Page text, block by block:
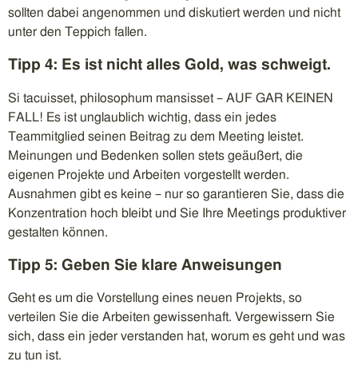
sollten dabei angenommen und diskutiert werden und nicht
unter den Teppich fallen.
Tipp 4: Es ist nicht alles Gold, was schweigt.
Si tacuisset, philosophum mansisset – AUF GAR KEINEN
FALL! Es ist unglaublich wichtig, dass ein jedes
Teammitglied seinen Beitrag zu dem Meeting leistet.
Meinungen und Bedenken sollen stets geäußert, die
eigenen Projekte und Arbeiten vorgestellt werden.
Ausnahmen gibt es keine – nur so garantieren Sie, dass die
Konzentration hoch bleibt und Sie Ihre Meetings produktiver
gestalten können.
Tipp 5: Geben Sie klare Anweisungen
Geht es um die Vorstellung eines neuen Projekts, so
verteilen Sie die Arbeiten gewissenhaft. Vergewissern Sie
sich, dass ein jeder verstanden hat, worum es geht und was
zu tun ist.